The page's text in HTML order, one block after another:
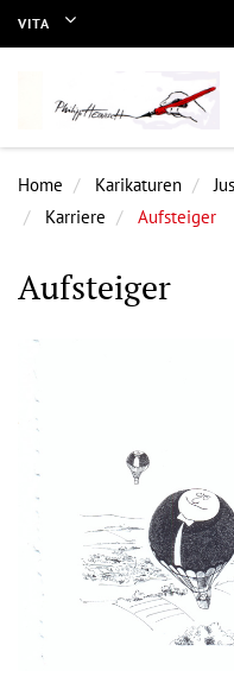
VITA
Home Karikaturen
Karriere
Aufsteiger
Aufsteiger